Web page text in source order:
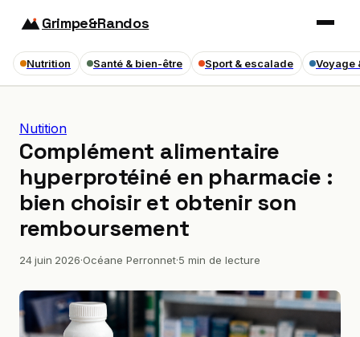
Grimpe&Randos
Nutrition Santé & bien-être Sport & escalade Voyage
Nutition
Complément alimentaire
hyperprotéiné en pharmacie :
bien choisir et obtenir son
remboursement
24 juin 2026·Océane Perronnet·5 min de lecture